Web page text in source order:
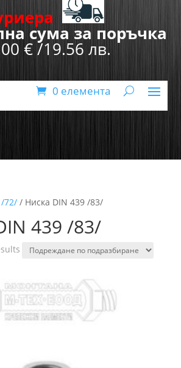
сума за поръчка
€ /19.56 лв.
0 елемента
/72// Ниска DIN 439 /83/
439 /83/